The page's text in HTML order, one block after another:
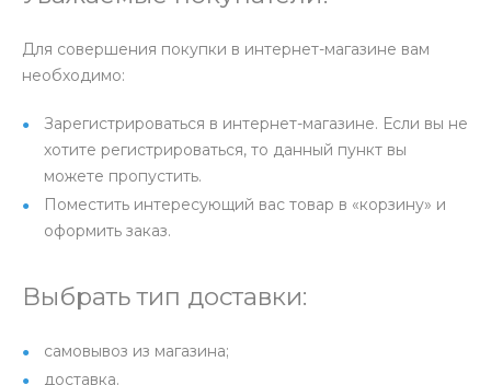
Для совершения покупки в интернет-магазине вам
необходимо:
Зарегистрироваться в интернет-магазине. Если вы не
хотите регистрироваться, то данный пункт вы
можете пропустить.
Поместить интересующий вас товар в «корзину» и
оформить заказ.
Выбрать тип доставки:
самовывоз из магазина;
доставка.